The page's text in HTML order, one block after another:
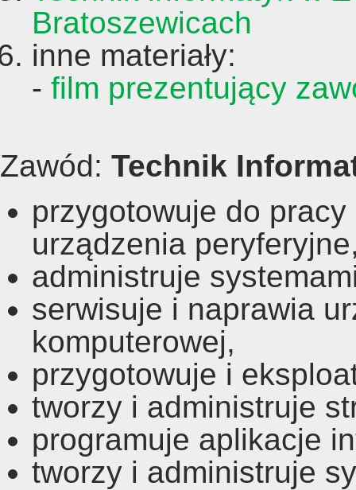
Bratoszewicach
inne materiały:
- film prezentujący
Zawód: Technik
przygotowuje do
urządzenia
administruje
serwisuje i naprawia
komputerowej,
przygotowuje i
tworzy i administruje
programuje aplikacje
tworzy i administruje